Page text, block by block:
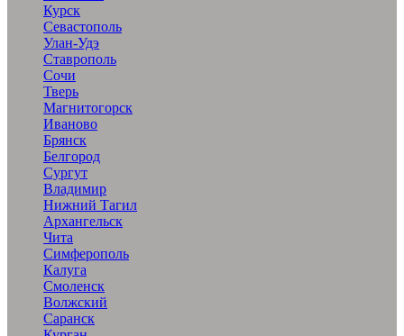
Курск
Севастополь
Улан-Удэ
Ставрополь
Сочи
Тверь
Магнитогорск
Иваново
Брянск
Белгород
Сургут
Владимир
Нижний Тагил
Архангельск
Чита
Симферополь
Калуга
Смоленск
Волжский
Саранск